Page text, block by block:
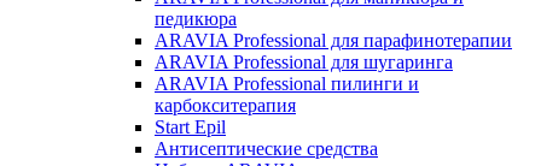
педикюра
ARAVIA Professional для парафинотерапии
ARAVIA Professional для шугаринга
ARAVIA Professional пилинги и
карбокситерапия
Start Epil
Антисептические средства